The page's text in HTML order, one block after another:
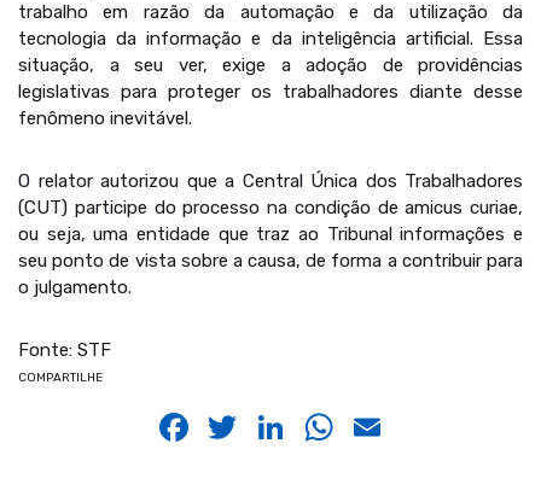
trabalho em razão da automação e da utilização da
tecnologia da informação e da inteligência artificial. Essa
situação, a seu ver, exige a adoção de providências
legislativas para proteger os trabalhadores diante desse
fenômeno inevitável.
O relator autorizou que a Central Única dos Trabalhadores
(CUT) participe do processo na condição de amicus curiae,
ou seja, uma entidade que traz ao Tribunal informações e
seu ponto de vista sobre a causa, de forma a contribuir para
o julgamento.
Fonte: STF
COMPARTILHE
Facebook
Twitter
LinkedIn
WhatsApp